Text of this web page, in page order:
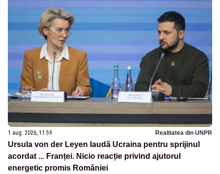
1 aug. 2026, 11:59 Realitatea din UNPR
Ursula von der Leyen laudă Ucraina pentru sprijinul
acordat ... Franței. Nicio reacție privind ajutorul
energetic promis României